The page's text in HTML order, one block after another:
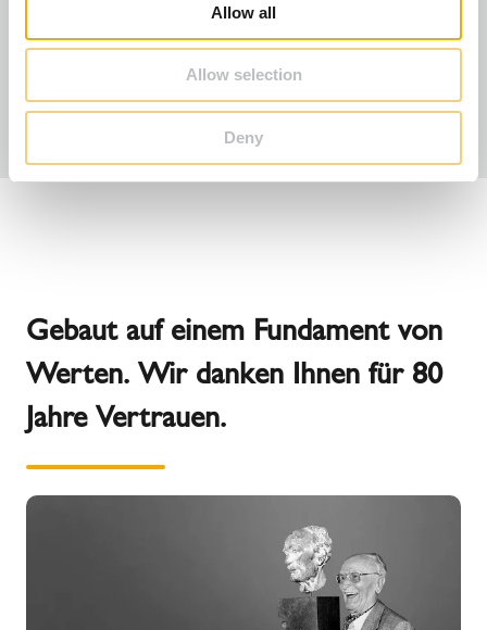
Allow all
Allow selection
Deny
Erfahrung unserer langjährigen Mitarbeiter. Ihr
täglicher Einsatz, ihr Fachwissen und ihr tiefes
Rohstoffen die sichersten Abgas-, Schornstein-
und Ofensysteme in Europa.
Gebaut auf einem Fundament von
Werten. Wir danken Ihnen für 80
Jahre Vertrauen.